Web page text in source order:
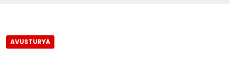
AVUSTURYA